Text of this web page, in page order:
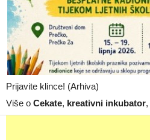
Prijavite klince! (Arhiva)
Više o Cekate, kreativni inkubator,